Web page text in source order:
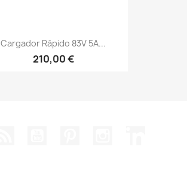
Cargador Rápido 83V 5A...
210,00 €